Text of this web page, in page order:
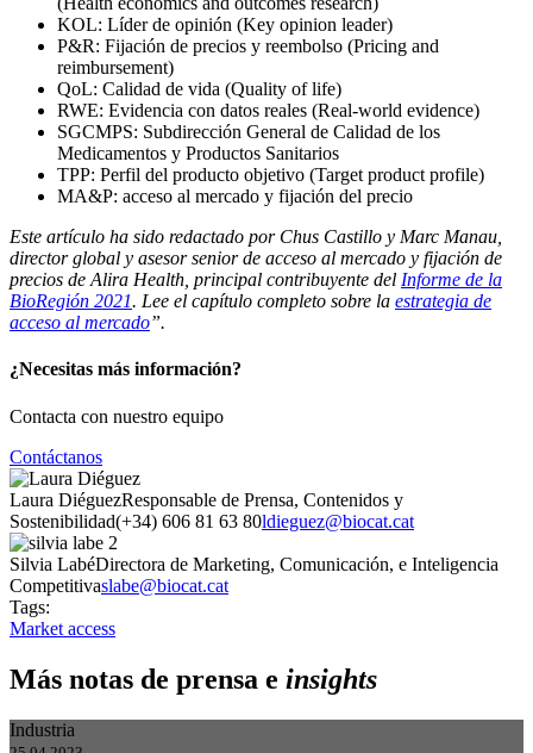
KOL: Líder de opinión (Key opinion leader)
P&R: Fijación de precios y reembolso (Pricing and
reimbursement)
QoL: Calidad de vida (Quality of life)
RWE: Evidencia con datos reales (Real-world evidence)
SGCMPS: Subdirección General de Calidad de los
Medicamentos y Productos Sanitarios
TPP: Perfil del producto objetivo (Target product profile)
MA&P: acceso al mercado y fijación del precio
Este artículo ha sido redactado por Chus Castillo y Marc Manau,
director global y asesor senior de acceso al mercado y fijación de
precios de Alira Health, principal contribuyente del Informe de la
BioRegión 2021. Lee el capítulo completo sobre la estrategia de
acceso al mercado”.
¿Necesitas más información?
Contacta con nuestro equipo
Contáctanos
Laura DiéguezResponsable de Prensa, Contenidos y
Sostenibilidad(+34) 606 81 63 80ldieguez@biocat.cat
Silvia LabéDirectora de Marketing, Comunicación, e Inteligencia
Competitivaslabe@biocat.cat
Tags:
Market access
Más notas de prensa e insights
Industria